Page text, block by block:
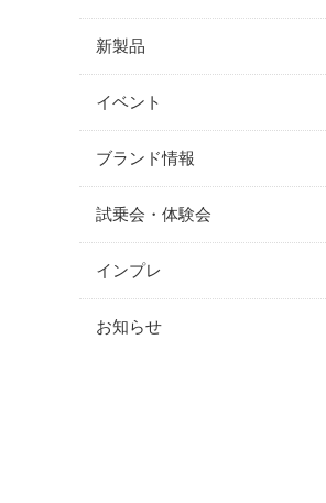
新製品
イベント
ブランド情報
試乗会・体験会
インプレ
お知らせ